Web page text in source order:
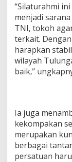
“Silaturahmi
menjadi
TNI, tokoh
terkait.
harapkan
wilayah
baik,”
Ia juga
kekompakan
merupakan
berbagai
persatuan